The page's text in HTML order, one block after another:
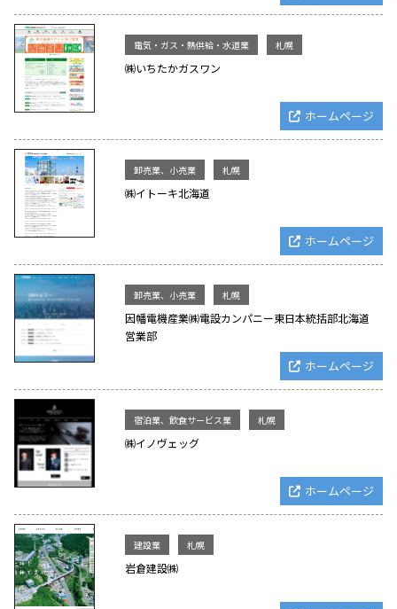
電気・ガス・熱供給・水道業 札幌
㈱いちたかガスワン
ホームページ
卸売業、小売業 札幌
㈱イトーキ北海道
ホームページ
卸売業、小売業 札幌
因幡電機産業㈱電設カンパニー東日本統括部北海道
営業部
ホームページ
宿泊業、飲食サービス業 札幌
㈱イノヴェッグ
ホームページ
建設業 札幌
岩倉建設㈱